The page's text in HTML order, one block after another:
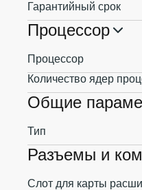
Гарантийный срок
Процессор
Процессор
Количество ядер
Общие
Тип
Разъемы и
Слот для карты